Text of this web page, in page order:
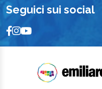
Seguici sui social